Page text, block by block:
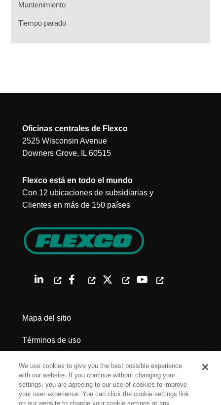
Mantenimiento
Tiempo parado
Oficinas centrales de Flexco
2525 Wisconsin Avenue
Downers Grove, IL 60515
Flexco está en todo el mundo
Con 12 ubicaciones de subsidiarias y
Clientes en más de 150 países
Mapa del sitio
Términos de uso
Política de privacidad
Advertencias legales
We use cookies to give you the best possible experience
with our website. If you continue without changing your
settings, you are agreeing to our use of cookies to improve
your user experience. You can click the cookie settings link
on our website to change your cookie settings at any